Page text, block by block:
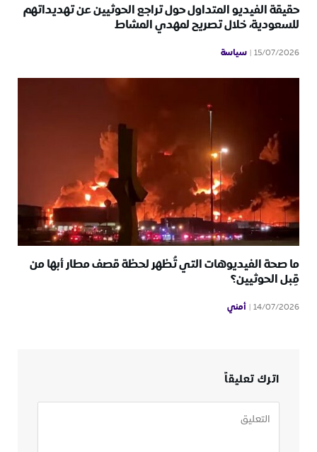
حقيقة الفيديو المتداول حول تراجع الحوثيين عن تهديداتهم
للسعودية، خلال تصريح لمهدي المشاط
15/07/2026 سياسة
ما صحة الفيديوهات التي تُظهر لحظة قصف مطار أبها من
قِبل الحوثيين؟
14/07/2026 أمني
اترك تعليقاً